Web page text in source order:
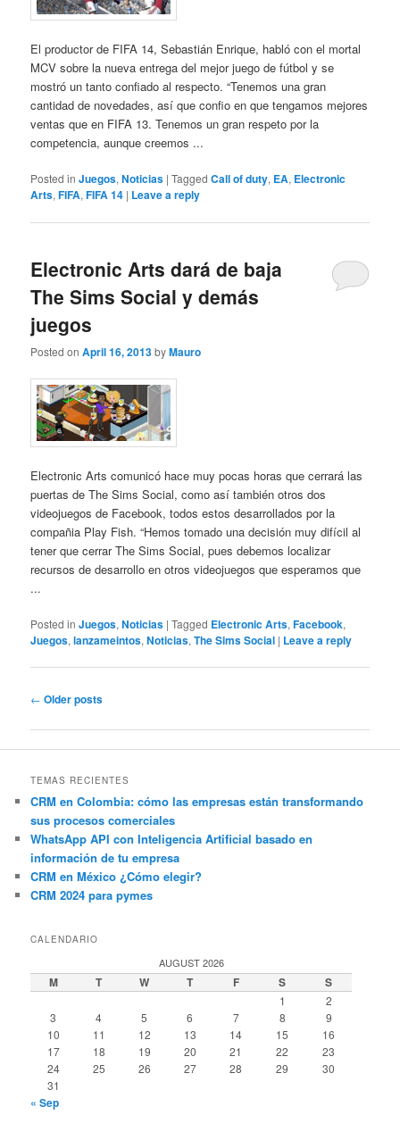
El productor de FIFA 14, Sebastián Enrique, habló con el mortal
MCV sobre la nueva entrega del mejor juego de fútbol y se
mostró un tanto confiado al respecto. “Tenemos una gran
cantidad de novedades, así que confio en que tengamos mejores
ventas que en FIFA 13. Tenemos un gran respeto por la
competencia, aunque creemos ...
Posted in Juegos,Noticias |Tagged Call of duty, EA, Electronic
Arts,FIFA,FIFA 14 | Leave a reply
Electronic Arts dará de baja
The Sims Social y demás
juegos
Posted onApril 16, 2013byMauro
Electronic Arts comunicó hace muy pocas horas que cerrará las
puertas de The Sims Social, como así también otros dos
videojuegos de Facebook, todos estos desarrollados por la
compañia Play Fish. “Hemos tomado una decisión muy difícil al
tener que cerrar The Sims Social, pues debemos localizar
recursos de desarrollo en otros videojuegos que esperamos que
...
Posted in Juegos,Noticias |Tagged Electronic Arts,Facebook,
Juegos,lanzameintos,Noticias,The Sims Social | Leave a reply
Post
← Older posts
TEMAS RECIENTES
CRM en Colombia: cómo las empresas están transformando
sus procesos comerciales
WhatsApp API con Inteligencia Artificial basado en
información de tu empresa
CRM en México ¿Cómo elegir?
CRM 2024 para pymes
CALENDARIO
AUGUST 2026
M T W T F S S
1
2
3
4 5 6 7 8
9
10
11 12 13 14 15
16
17
18 19 20 21 22
23
24
25 26 27 28 29
30
31
« Sep